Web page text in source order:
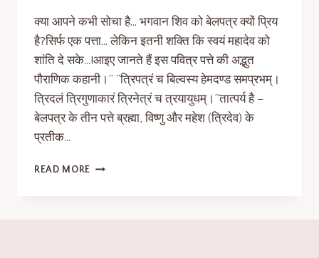
क्या आपने कभी सोचा है… भगवान शिव को बेलपत्र क्यों प्रिय
है?सिर्फ एक पत्ता… लेकिन इतनी शक्ति कि स्वयं महादेव को
शांति दे सके…!आइए जानते हैं इस पवित्र पत्ते की अद्भुत
पौराणिक कहानी।” “त्रिपत्रं च बिल्वस्य हेमदण्ड समप्रभम्।
त्रिदलं त्रिगुणाकारं त्रिनेत्रं च त्रयायुधम्।”तात्पर्य है –
बेलपत्र के तीन पत्ते ब्रह्मा, विष्णु और महेश (त्रिदेव) के
प्रतीक…
READ MORE